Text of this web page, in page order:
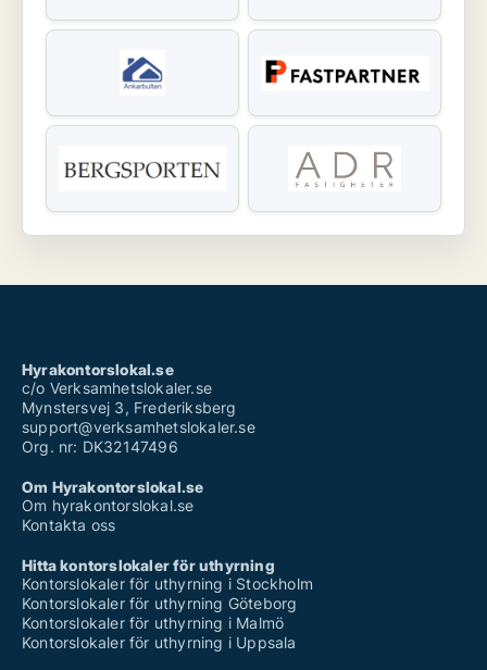
Hyrakontorslokal.se
c/o Verksamhetslokaler.se
Mynstersvej 3, Frederiksberg
support@verksamhetslokaler.se
Org. nr: DK32147496
Om Hyrakontorslokal.se
Om hyrakontorslokal.se
Kontakta oss
Hitta kontorslokaler för uthyrning
Kontorslokaler för uthyrning i Stockholm
Kontorslokaler för uthyrning Göteborg
Kontorslokaler för uthyrning i Malmö
Kontorslokaler för uthyrning i Uppsala